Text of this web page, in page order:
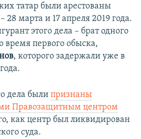
татар были арестованы
28 марта и 17 апреля 2019 года.
этого дела – брат одного
время первого обыска,
, которого задержали уже в
дела были признаны
Правозащитным центром
как центр был ликвидирован
суда.